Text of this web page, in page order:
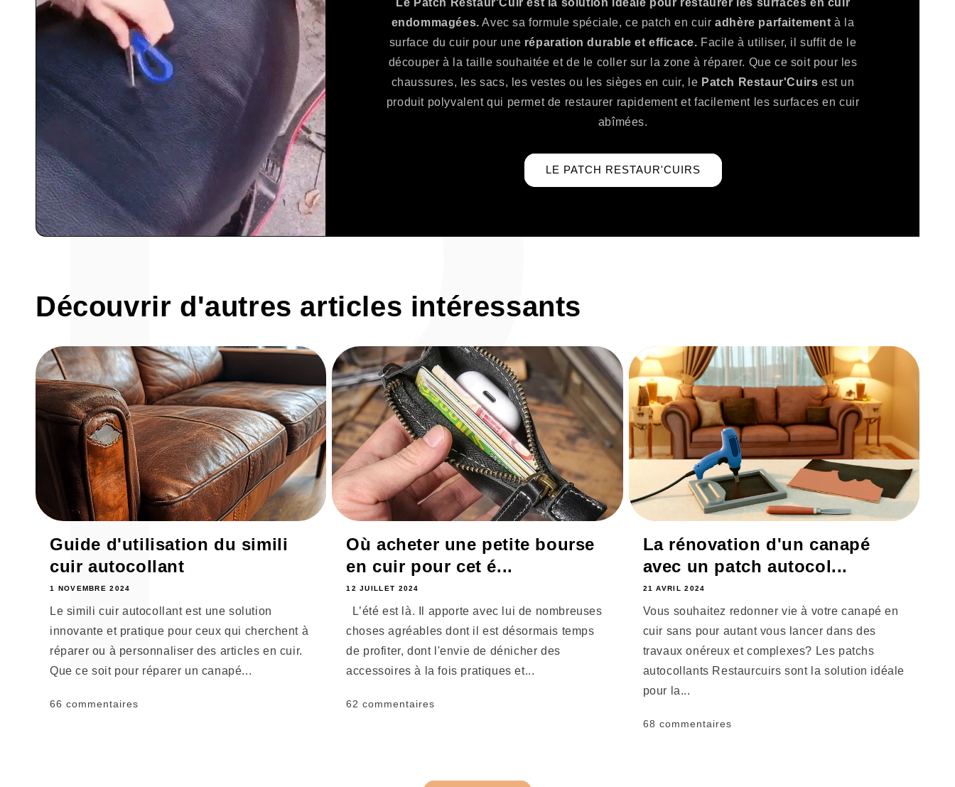
P
endommagées. Avec sa formule spéciale, ce patch en cuiradhère parfaitement à la
surface du cuir pour une réparation durable et efficace. Facile à utiliser, il suffit de le
découper à la taille souhaitée et de le coller sur la zone à réparer. Que ce soit pour les
chaussures, les sacs, les vestes ou les sièges en cuir, le Patch Restaur'Cuirsest un
produit polyvalent qui permet de restaurer rapidement et facilement les surfaces en cuir
abîmées.
LE PATCH RESTAUR'CUIRS
Découvrir d'autres articles intéressants
Guide d'utilisation du simili
cuir autocollant
1 NOVEMBRE 2024
Le simili cuir autocollant est une solution
innovante et pratique pour ceux qui cherchent à
réparer ou à personnaliser des articles en cuir.
Que ce soit pour réparer un canapé...
66 commentaires
Où acheter une petite bourse
en cuir pour cet é...
12 JUILLET 2024
L’été est là. Il apporte avec lui de nombreuses
choses agréables dont il est désormais temps
de profiter, dont l'envie de dénicher des
accessoires à la fois pratiques et...
62 commentaires
La rénovation d'un canapé
avec un patch autocol...
21 AVRIL 2024
Vous souhaitez redonner vie à votre canapé en
cuir sans pour autant vous lancer dans des
travaux onéreux et complexes? Les patchs
autocollants Restaurcuirs sont la solution idéale
pour la...
68 commentaires